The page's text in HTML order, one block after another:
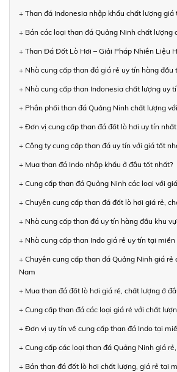
+ Than đá Indonesia nhập khẩu chất lượng giá
+ Bán các loại than đá Quảng Ninh chất lượng
+ Than Đá Đốt Lò Hơi – Giải Pháp Nhiên Liệu
+ Nhà cung cấp than đá giá rẻ uy tín hàng đầu
+ Nhà cung cấp than Indonesia chất lượng uy
+ Phân phối than đá Quảng Ninh chất lượng
+ Đơn vị cung cấp than đá đốt lò hơi uy tín
+ Công ty cung cấp than đá uy tín với giá tốt
+ Mua than đá Indo nhập khẩu ở đâu tốt nhất?
+ Cung cấp than đá Quảng Ninh các loại với
+ Chuyên cung cấp than đá đốt lò hơi giá rẻ,
+ Nhà cung cấp than đá uy tín hàng đầu khu
+ Nhà cung cấp than Indo giá rẻ uy tín tại miền
+ Chuyên cung cấp than đá Quảng Ninh giá
Nam
+ Mua than đá đốt lò hơi giá rẻ, chất lượng ở
+ Cung cấp than đá các loại giá rẻ với chất
+ Đơn vị uy tín về cung cấp than đá Indo tại
+ Cung cấp các loại than đá Quảng Ninh giá
+ Bán than đá đốt lò hơi chất lượng, giá rẻ tại